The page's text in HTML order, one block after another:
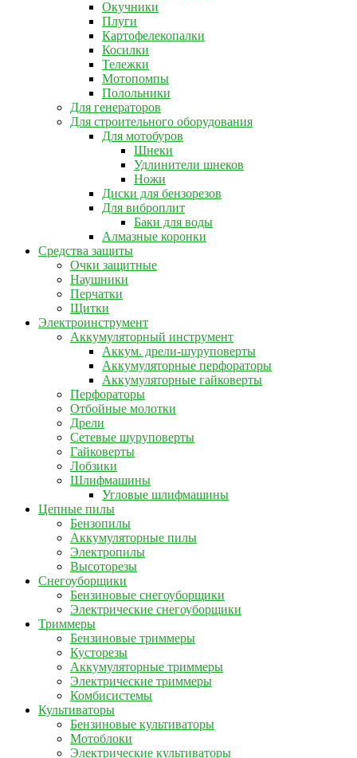
Окучники
Плуги
Картофелекопалки
Косилки
Тележки
Мотопомпы
Полольники
Для генераторов
Для строительного оборудования
Для мотобуров
Шнеки
Удлинители шнеков
Ножи
Диски для бензорезов
Для виброплит
Баки для воды
Алмазные коронки
Средства защиты
Очки защитные
Наушники
Перчатки
Щитки
Электроинструмент
Аккумуляторный инструмент
Аккум. дрели-шуруповерты
Аккумуляторные перфораторы
Аккумуляторные гайковерты
Перфораторы
Отбойные молотки
Дрели
Сетевые шуруповерты
Гайковерты
Лобзики
Шлифмашины
Угловые шлифмашины
Цепные пилы
Бензопилы
Аккумуляторные пилы
Электропилы
Высоторезы
Снегоуборщики
Бензиновые снегоуборщики
Электрические снегоуборщики
Триммеры
Бензиновые триммеры
Кусторезы
Аккумуляторные триммеры
Электрические триммеры
Комбисистемы
Культиваторы
Бензиновые культиваторы
Мотоблоки
Электрические культиваторы